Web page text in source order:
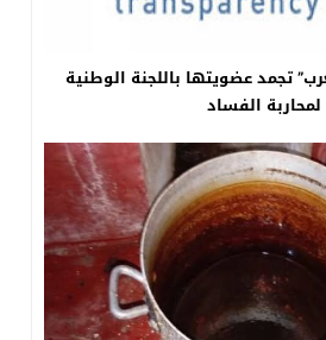
تجمد عضويتها باللجنة الوطنية
لمحاربة الفساد